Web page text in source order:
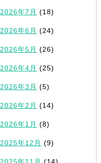
2026年7月 (18)
2026年6月 (24)
2026年5月 (26)
2026年4月 (25)
2026年3月 (5)
2026年2月 (14)
2026年1月 (8)
2025年12月 (9)